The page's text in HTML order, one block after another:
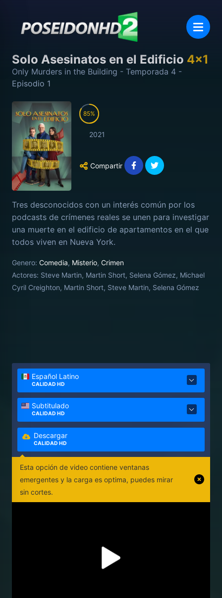
Solo Asesinatos en el Edificio 4x1
Only Murders in the Building - Temporada 4 -
Episodio 1
85
2021
Compartir
Tres desconocidos con un interés común por los
podcasts de crímenes reales se unen para investigar
una muerte en el edificio de apartamentos en el que
todos viven en Nueva York.
Genero: Comedia, Misterio, Crimen
Actores: Steve Martin, Martin Short, Selena Gómez, Michael
Cyril Creighton, Martin Short, Steve Martin, Selena Gómez
Español Latino
CALIDAD HD
Subtitulado
CALIDAD HD
Descargar
CALIDAD HD
Esta opción de video contiene ventanas
emergentes y la carga es optima, puedes mirar
sin cortes.